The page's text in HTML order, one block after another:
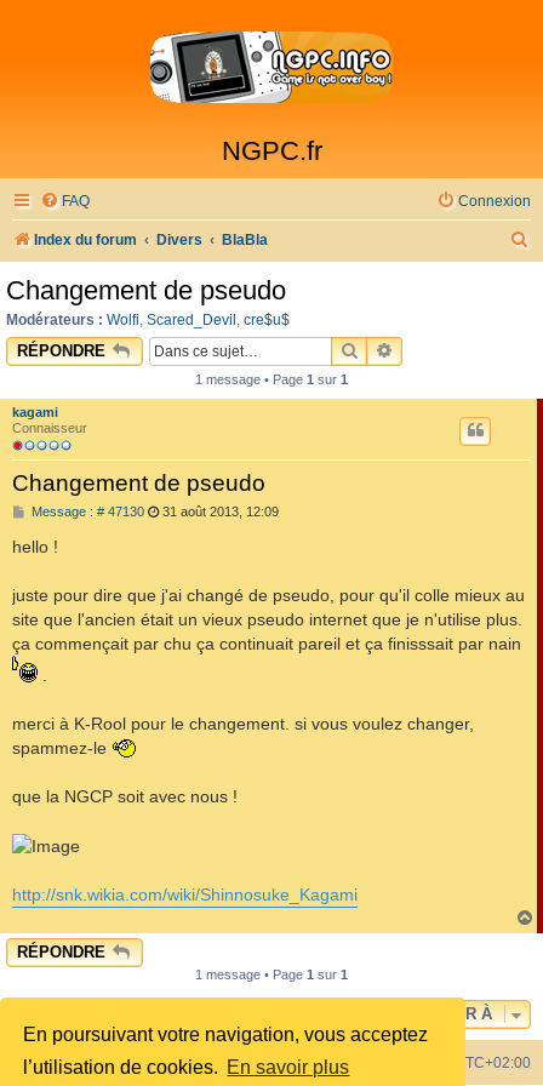
En poursuivant votre navigation, vous acceptez
l’utilisation de cookies. En savoir plus
NGPC.fr
FAQ Connexion
Index du forum Divers BlaBla
r
h
Changement de pseudo
Modérateurs : Wolfi, Scared_Devil , cre$u$
RÉPONDRE RECHERCHER
RECHERCHE
1 message • Page 1 sur 1
kagami
Connaisseur
Changement de pseudo
Message : # 47130M
e
31 août 2013, 12:09
hello !
juste pour dire que j'ai changé de pseudo, pour qu'il colle mieux au
site que l'ancien était un vieux pseudo internet que je n'utilise plus.
ça commençait par chu ça continuait pareil et ça finisssait par nain
merci à K-Rool pour le changement. si vous voulez changer,
spammez-le
que la NGCP soit avec nous !
http://snk.wikia.com/wiki/Shinnosuke_Kagami
a
RÉPONDRE
1 message • Page 1 sur 1
ALLER À
Index du forum Heures au format UTC+02:00